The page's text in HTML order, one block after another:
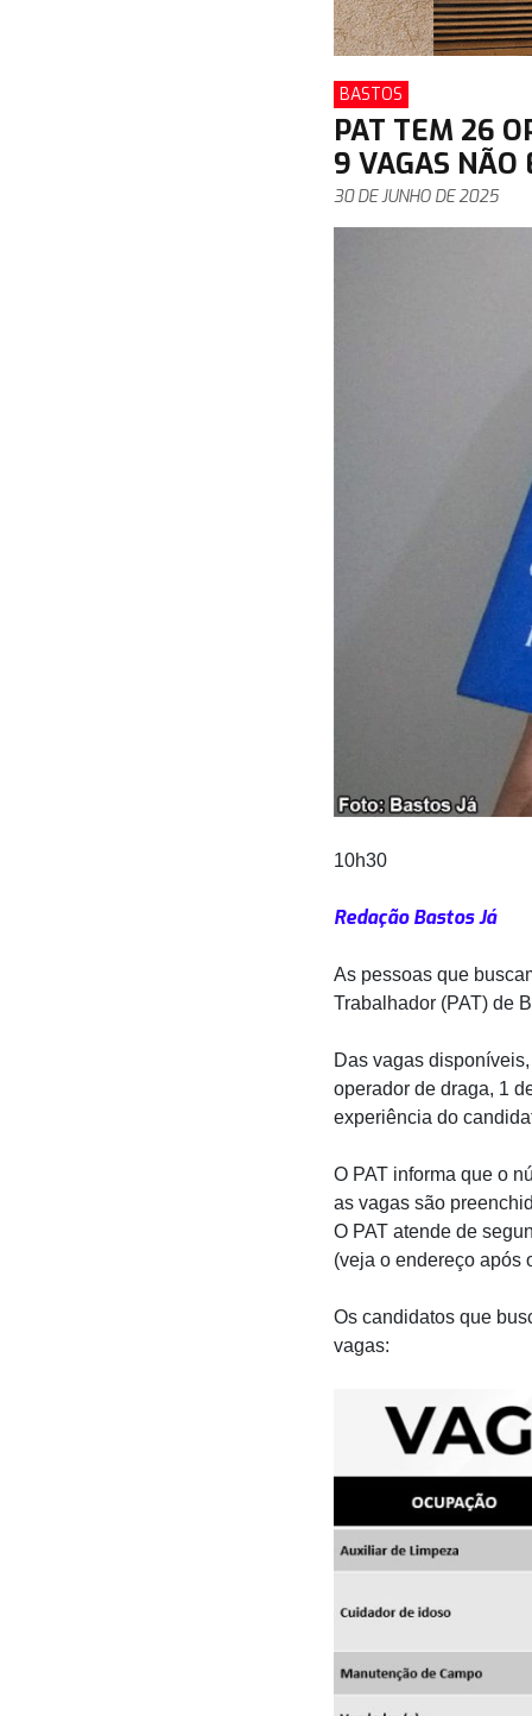
BASTOS
PAT TEM 26
9 VAGAS NÃO
30 DE JUNHO DE 2025
10h30
Redação Bastos Já
As pessoas que
Trabalhador (PAT) de
Das vagas
operador de draga, 1
experiência do
O PAT informa que o
as vagas são
O PAT atende de
(veja o endereço após
Os candidatos que
vagas: